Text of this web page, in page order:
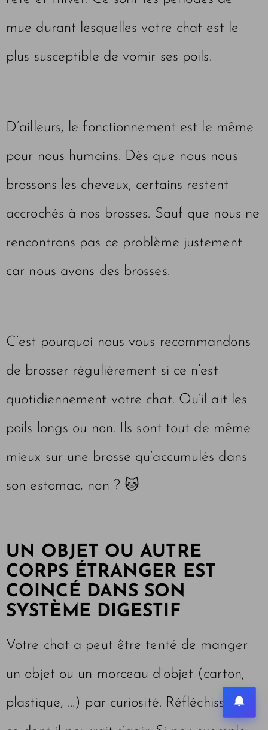
mue durant lesquelles votre chat est le
plus susceptible de vomir ses poils.
D’ailleurs, le fonctionnement est le même
pour nous humains. Dès que nous nous
brossons les cheveux, certains restent
accrochés à nos brosses. Sauf que nous ne
rencontrons pas ce problème justement
car nous avons des brosses.
C’est pourquoi nous vous recommandons
de brosser régulièrement si ce n’est
quotidiennement votre chat. Qu’il ait les
poils longs ou non. Ils sont tout de même
mieux sur une brosse qu’accumulés dans
son estomac, non ? 🐱
UN OBJET OU AUTRE
CORPS ÉTRANGER EST
COINCÉ DANS SON
SYSTÈME DIGESTIF
Votre chat a peut être tenté de manger
un objet ou un morceau d’objet (carton,
plastique, …) par curiosité. Réfléchissez à